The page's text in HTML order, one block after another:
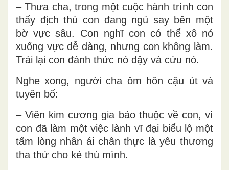
– Thưa cha, trong một cuộc hành trình con
thấy địch thù con đang ngủ say bên một
bờ vực sâu. Con nghĩ con có thể xô nó
xuống vực dễ dàng, nhưng con không làm.
Trái lại con đánh thức nó dậy và cứu nó.
Nghe xong, người cha ôm hôn cậu út và
tuyên bố:
– Viên kim cương gia bảo thuộc về con, vì
con đã làm một việc lành vĩ đại biểu lộ một
tấm lòng nhân ái chân thực là yêu thương
tha thứ cho kẻ thù mình.